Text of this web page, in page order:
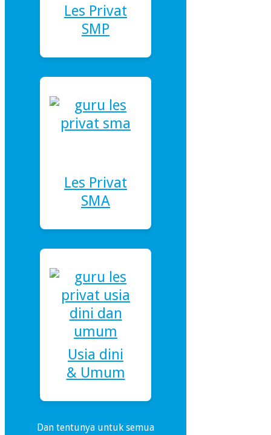
Les Privat
SMP
Les Privat
SMA
Usia dini
& Umum
Dan tentunya untuk semua